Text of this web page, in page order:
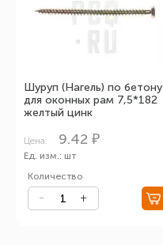
Шуруп (Нагель) по бетону
для оконных рам 7,5*182
желтый цинк
Цена: 9.42 ₽
Ед. изм.: шт
Количество